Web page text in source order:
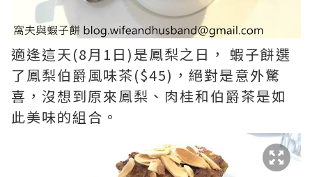
適逢這天(8月1日)是鳳梨之日， 蝦子餅選
了鳳梨伯爵風味茶($45)，絕對是意外驚
喜，沒想到原來鳳梨、肉桂和伯爵茶是如
此美味的組合。